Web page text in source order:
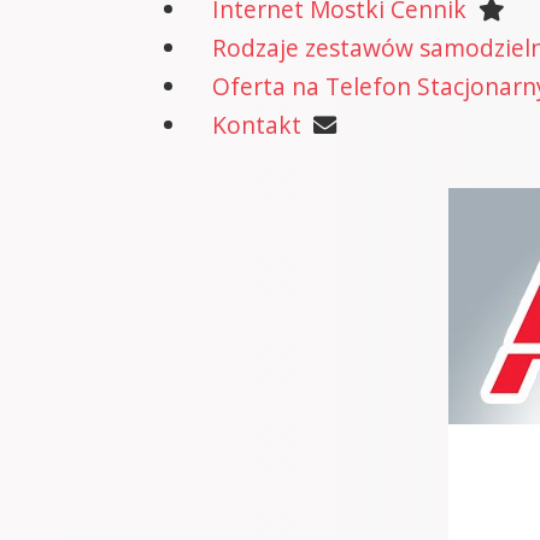
Internet Mostki Cennik
Rodzaje zestawów
Oferta na Telefon
Kontakt